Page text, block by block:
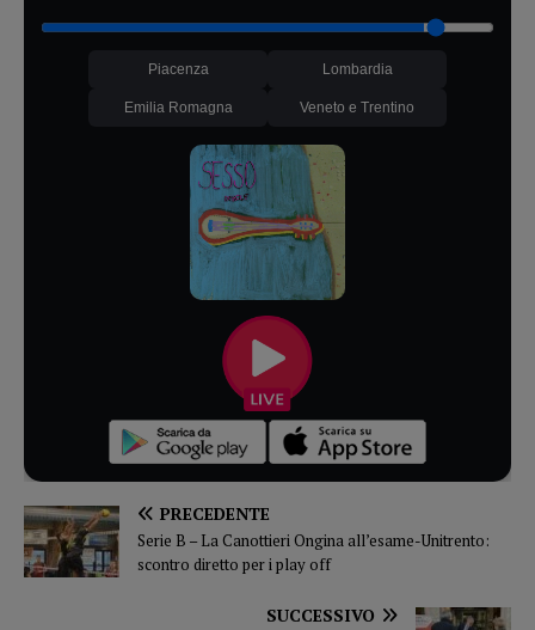
Piacenza Lombardia
Emilia Romagna Veneto e Trentino
PRECEDENTE
Serie B – La Canottieri Ongina all’esame-Unitrento:
scontro diretto per i play off
SUCCESSIVO